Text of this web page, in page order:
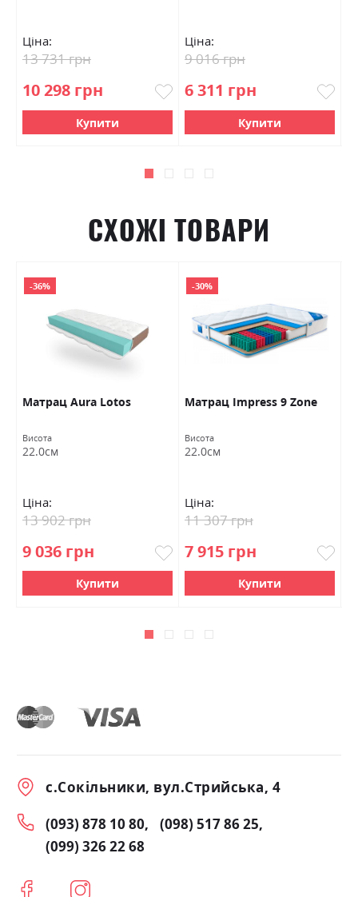
Ціна:
10 298 грн
13 731 грн
Купити
Ціна:
6 311 грн
9 016 грн
Купити
СХОЖІ ТОВАРИ
-36%
Матрац Aura Lotos
Висота
22.0см
Ціна:
9 036 грн
13 902 грн
Купити
-30%
Матрац Impress 9 Zone
Висота
22.0см
Ціна:
7 915 грн
11 307 грн
Купити
с.Сокільники, вул.Стрийська, 4
(093) 878 10 80
(098) 517 86 25
(099) 326 22 68